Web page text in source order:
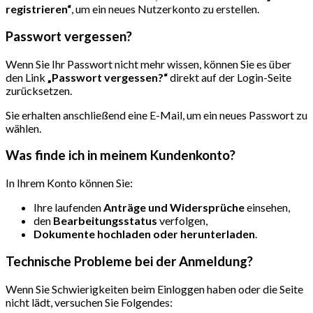
registrieren“, um ein neues Nutzerkonto zu erstellen.
Passwort vergessen?
Wenn Sie Ihr Passwort nicht mehr wissen, können Sie es über
den Link „Passwort vergessen?“direkt auf der Login-Seite
zurücksetzen.
Sie erhalten anschließend eine E-Mail, um ein neues Passwort zu
wählen.
Was finde ich in meinem Kundenkonto?
In Ihrem Konto können Sie:
Ihre laufendenAnträge und Widersprücheeinsehen,
den Bearbeitungsstatus verfolgen,
Dokumente hochladen oder herunterladen.
Technische Probleme bei der Anmeldung?
Wenn Sie Schwierigkeiten beim Einloggen haben oder die Seite
nicht lädt, versuchen Sie Folgendes: